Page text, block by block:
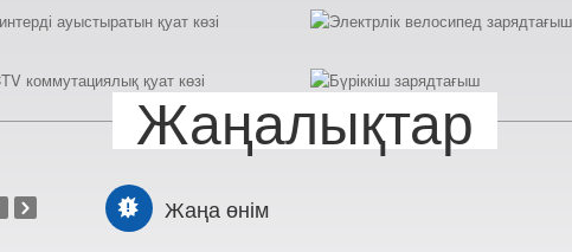
Жаңалықтар
Алдыңғы
Келесі Жаңа өнім